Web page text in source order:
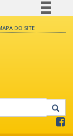
DO SITE